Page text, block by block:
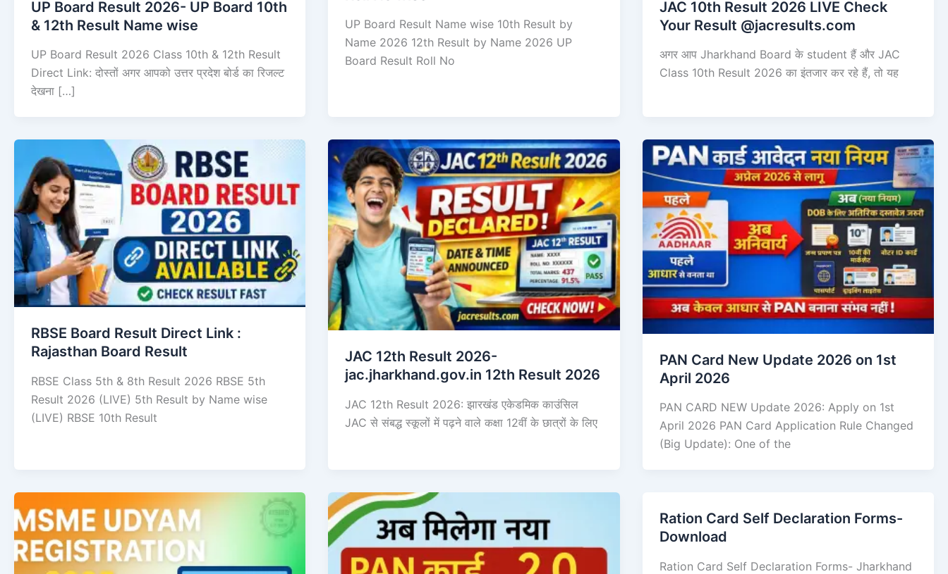
UP Board Result 2026- UP Board 10th
& 12th Result Name wise
UP Board Result 2026 Class 10th & 12th Result
Direct Link: दोस्तों अगर आपको उत्तर प्रदेश बोर्ड का रिजल्ट
देखना […]
UP Board Result Name wise 10th Result by
Name 2026 12th Result by Name 2026 UP
Board Result Roll No
JAC 10th Result 2026 LIVE Check
Your Result @jacresults.com
अगर आप Jharkhand Board के student हैं और JAC
Class 10th Result 2026 का इंतजार कर रहे हैं, तो यह
RBSE Board Result Direct Link : ​
Rajasthan Board Result
RBSE Class 5th & 8th Result 2026 RBSE 5th
Result 2026 (LIVE) 5th Result by Name wise
(LIVE) RBSE 10th Result
JAC 12th Result 2026-
jac.jharkhand.gov.in 12th Result 2026
JAC 12th Result 2026: झारखंड एकेडमिक काउंसिल
JAC से संबद्ध स्कूलों में पढ़ने वाले कक्षा 12वीं के छात्रों के लिए
PAN Card New Update 2026 on 1st
April 2026
PAN CARD NEW Update 2026: Apply on 1st
April 2026 PAN Card Application Rule Changed
(Big Update): One of the
Ration Card Self Declaration Forms-
Download
Ration Card Self Declaration Forms- Jharkhand